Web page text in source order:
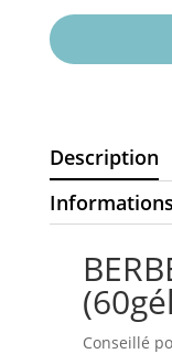
SG15
Description
Conseillé